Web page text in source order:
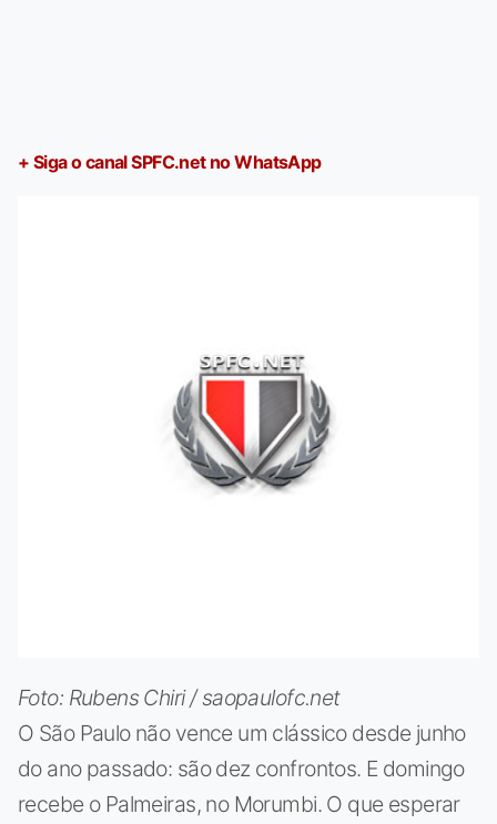
+ Siga o canal SPFC.net no WhatsApp
Foto: Rubens Chiri / saopaulofc.net
O São Paulo não vence um clássico desde junho
do ano passado: são dez confrontos. E domingo
recebe o Palmeiras, no Morumbi. O que esperar